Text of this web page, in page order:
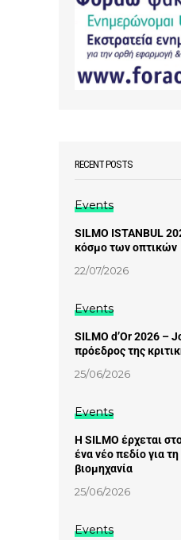
RECENT POSTS
Events
SILMO ISTANBUL
κόσμο των οπτικών
22/07/2026
Events
SILMO d’Or 2026 –
πρόεδρος της
25/06/2026
Events
Η SILMO έρχεται
ένα νέο πεδίο για
βιομηχανία
25/06/2026
Events